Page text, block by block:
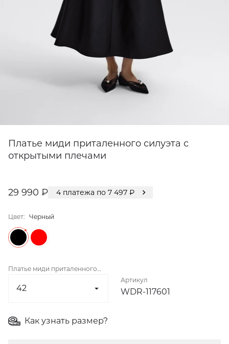
Платье миди приталенного силуэта с
открытыми плечами
29 990 ₽ 4 платежа по 7 497 ₽
Цвет: Черный
Платье миди приталенного
Артикул
WDR-117601
Как узнать размер?